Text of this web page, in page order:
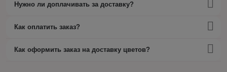
Нужно ли доплачивать за доставку?
Как оплатить заказ?
Как оформить заказ на доставку цветов?